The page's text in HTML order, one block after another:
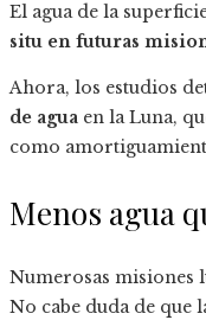
El agua de la
situ en futuras
Ahora, los estudios
de agua en la Luna,
como
Menos agua
Numerosas
No cabe duda de que